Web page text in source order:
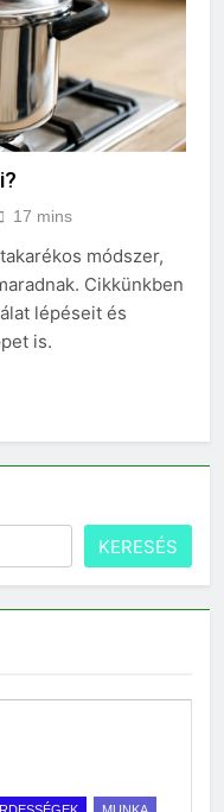
a táppénz?
fokon kell
gőz fölött
tojásfehérjét?
17 mins
módszer,
Cikkünkben
lépéseit és
is.
KERESÉS